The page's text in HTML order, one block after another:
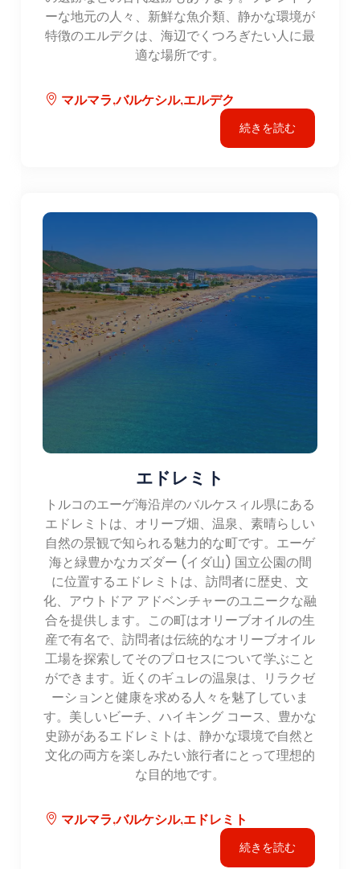
ーな地元の人々、新鮮な魚介類、静かな環境が
特徴のエルデクは、海辺でくつろぎたい人に最
適な場所です。
マルマラ,バルケシル,エルデク
続きを読む
エドレミト
トルコのエーゲ海沿岸のバルケスィル県にある
エドレミトは、オリーブ畑、温泉、素晴らしい
自然の景観で知られる魅力的な町です。エーゲ
海と緑豊かなカズダー (イダ山) 国立公園の間
に位置するエドレミトは、訪問者に歴史、文
化、アウトドア アドベンチャーのユニークな融
合を提供します。この町はオリーブオイルの生
産で有名で、訪問者は伝統的なオリーブオイル
工場を探索してそのプロセスについて学ぶこと
ができます。近くのギュレの温泉は、リラクゼ
ーションと健康を求める人々を魅了していま
す。美しいビーチ、ハイキング コース、豊かな
史跡があるエドレミトは、静かな環境で自然と
文化の両方を楽しみたい旅行者にとって理想的
な目的地です。
マルマラ,バルケシル,エドレミト
続きを読む